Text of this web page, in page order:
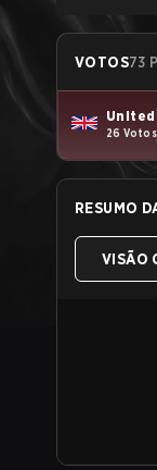
VOTOS73
United
26 Votos
RESUMO
VISÃO